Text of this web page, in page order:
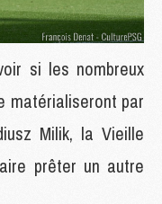
si les nombreux
matérialiseront par
Milik, la Vieille
prêter un autre